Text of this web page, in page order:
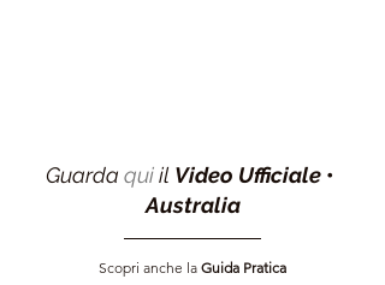
Guarda qui il Video Ufficiale •
Australia
Scopri anche la Guida Pratica